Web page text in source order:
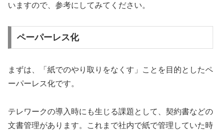
いますので、参考にしてみてください。
ペーパーレス化
まずは、「紙でのやり取りをなくす」ことを目的としたペ
ーパーレス化です。
テレワークの導入時にも生じる課題として、契約書などの
文書管理があります。これまで社内で紙で管理していた時